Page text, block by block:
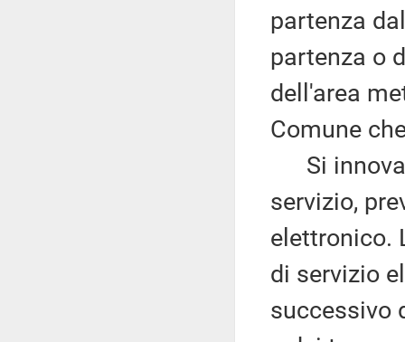
partenza
partenza o
dell'area
Comune
Si innova
servizio,
elettronico.
di servizio
successivo